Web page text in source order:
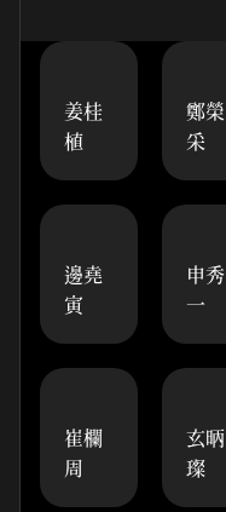
姜桂
植
鄭榮
采
邊堯
寅
申秀
一
崔欄
周
玄昞
璨